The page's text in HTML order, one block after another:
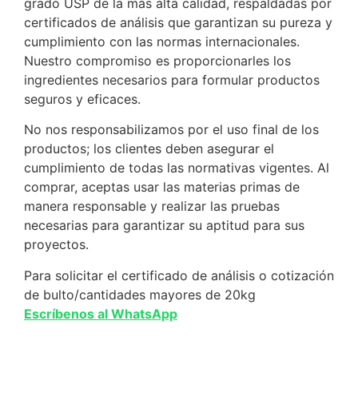
certificados de análisis que garantizan su pureza y
cumplimiento con las normas internacionales.
Nuestro compromiso es proporcionarles los
ingredientes necesarios para formular productos
seguros y eficaces.
No nos responsabilizamos por el uso final de los
productos; los clientes deben asegurar el
cumplimiento de todas las normativas vigentes. Al
comprar, aceptas usar las materias primas de
manera responsable y realizar las pruebas
necesarias para garantizar su aptitud para sus
proyectos.
Para solicitar el certificado de análisis o cotización
de bulto/cantidades mayores de 20kg
Escríbenos al WhatsApp